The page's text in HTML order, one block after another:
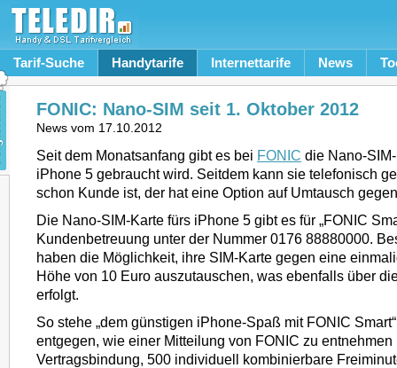
Tarif-Suche Handytarife Internettarife News
FONIC: Nano-SIM seit 1. Oktober 2012
News vom 17.10.2012
Seit dem Monatsanfang gibt es bei FONIC die Nano-
iPhone 5 gebraucht wird. Seitdem kann sie telefonisch
schon Kunde ist, der hat eine Option auf Umtausch
Die Nano-SIM-Karte fürs iPhone 5 gibt es für „FONIC
Kundenbetreuung unter der Nummer 0176 88880000.
haben die Möglichkeit, ihre SIM-Karte gegen eine
Höhe von 10 Euro auszutauschen, was ebenfalls über
erfolgt.
So stehe „dem günstigen iPhone-Spaß mit FONIC
entgegen, wie einer Mitteilung von FONIC zu entnehmen
Vertragsbindung, 500 individuell kombinierbare